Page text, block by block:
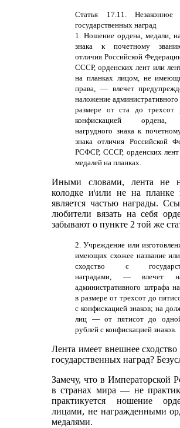
Статья 17.11. Незаконное
государственных наград
1. Ношение ордена, медали,
знака к почетному
отличия Российской
СССР, орденских лент или
на планках лицом, не
права, — влечет
наложение
размере от ста до трехсот
конфискацией ордена,
нагрудного знака к
знака отличия Российской
РСФСР, СССР, орденских лент
медалей на планках.
Иными словами, лента не
колодке и\или не на
является частью награды.
любители вязать на себя
забывают о пункте 2 той же
2. Учреждение или
имеющих схожее название
сходство с
наградами, — влечет
административного штрафа
в размере от трехсот до
с конфискацией знаков; на
лиц — от пятисот до
рублей с конфискацией знаков.
Лента имеет внешнее сходство
государственных наград?
Замечу, что в Императорской
в странах мира — не
практикуется ношение
лицами, не награжденными
медалями.